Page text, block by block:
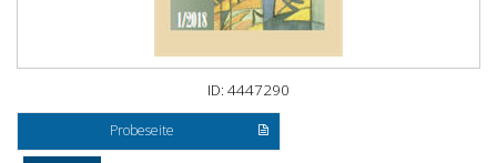
ID: 4447290
Probeseite